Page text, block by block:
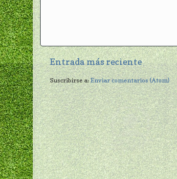
Entrada más reciente
Suscribirse a:Enviar comentarios (Atom)